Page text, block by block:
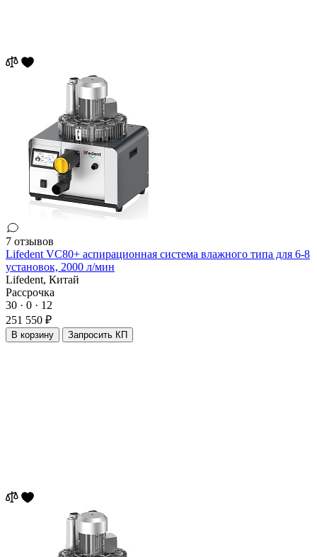
7 отзывов
Lifedent VC80+ аспирационная система влажного типа для 6-8
установок, 2000 л/мин
Lifedent, Китай
Рассрочка
30 · 0 · 12
251 550 ₽
В корзину Запросить КП